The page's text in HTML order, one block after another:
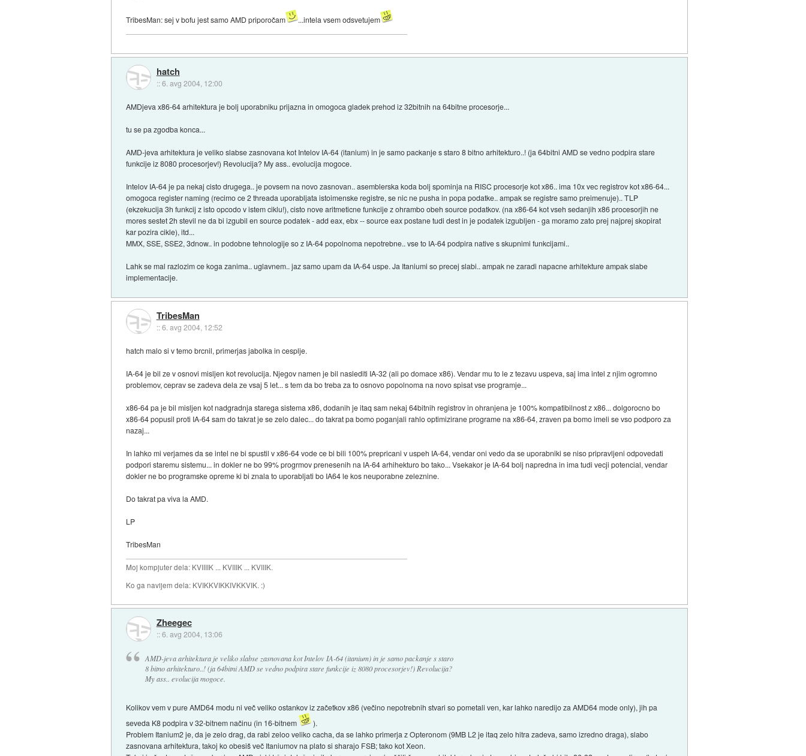
TribesMan: sej v bofu jest samo AMD priporočam ...intela vsem odsvetujem
hatch
::6. avg 2004, 12:00
AMDjeva x86-64 arhitektura je bolj uporabniku prijazna in omogoca gladek prehod iz 32bitnih na 64bitne procesorje...
tu se pa zgodba konca...
AMD-jeva arhitektura je veliko slabse zasnovana kot Intelov IA-64 (itanium) in je samo packanje s staro 8 bitno arhitekturo..! (ja 64bitni AMD se vedno podpira stare
funkcije iz 8080 procesorjev!) Revolucija? My ass.. evolucija mogoce.
Intelov IA-64 je pa nekaj cisto drugega.. je povsem na novo zasnovan.. asemblerska koda bolj spominja na RISC procesorje kot x86.. ima 10x vec registrov kot x86-64...
omogoca register naming (recimo ce 2 threada uporabljata istoimenske registre, se nic ne pusha in popa podatke.. ampak se registre samo preimenuje).. TLP
(ekzekucija 3h funkcij z isto opcodo v istem ciklu!), cisto nove aritmeticne funkcije z ohrambo obeh source podatkov. (na x86-64 kot vseh sedanjih x86 procesorjih ne
mores sestet 2h stevil ne da bi izgubil en source podatek - add eax, ebx -- source eax postane tudi dest in je podatek izgubljen - ga moramo zato prej najprej skopirat
kar pozira cikle), itd...
MMX, SSE, SSE2, 3dnow.. in podobne tehnologije so z IA-64 popolnoma nepotrebne.. vse to IA-64 podpira native s skupnimi funkcijami..
Lahk se mal razlozim ce koga zanima.. uglavnem.. jaz samo upam da IA-64 uspe. Ja Itaniumi so precej slabi.. ampak ne zaradi napacne arhitekture ampak slabe
implementacije.
TribesMan
::6. avg 2004, 12:52
hatch malo si v temo brcnil, primerjas jabolka in cesplje.
IA-64 je bil ze v osnovi misljen kot revolucija. Njegov namen je bil naslediti IA-32 (ali po domace x86). Vendar mu to le z tezavu uspeva, saj ima intel z njim ogromno
problemov, ceprav se zadeva dela ze vsaj 5 let... s tem da bo treba za to osnovo popolnoma na novo spisat vse programje...
x86-64 pa je bil misljen kot nadgradnja starega sistema x86, dodanih je itaq sam nekaj 64bitnih registrov in ohranjena je 100% kompatibilnost z x86... dolgorocno bo
x86-64 popusil proti IA-64 sam do takrat je se zelo dalec... do takrat pa bomo poganjali rahlo optimizirane programe na x86-64, zraven pa bomo imeli se vso podporo za
nazaj...
In lahko mi verjames da se intel ne bi spustil v x86-64 vode ce bi bili 100% prepricani v uspeh IA-64, vendar oni vedo da se uporabniki se niso pripravljeni odpovedati
podpori staremu sistemu... in dokler ne bo 99% progrmov prenesenih na IA-64 arhihekturo bo tako... Vsekakor je IA-64 bolj napredna in ima tudi vecji potencial, vendar
dokler ne bo programske opreme ki bi znala to uporabljati bo IA64 le kos neuporabne zeleznine.
Do takrat pa viva la AMD.
LP
TribesMan
Moj kompjuter dela: KVIIIIK ... KVIIIK ... KVIIIK.
Ko ga navijem dela: KVIKKVIKKIVKKVIK. :)
Zheegec
::6. avg 2004, 13:06
AMD-jeva arhitektura je veliko slabse zasnovana kot Intelov IA-64 (itanium) in je samo packanje s staro
8 bitno arhitekturo..! (ja 64bitni AMD se vedno podpira stare funkcije iz 8080 procesorjev!) Revolucija?
My ass.. evolucija mogoce.
Kolikov vem v pure AMD64 modu ni več veliko ostankov iz začetkov x86 (večino nepotrebnih stvari so pometali ven, kar lahko naredijo za AMD64 mode only), jih pa
seveda K8 podpira v 32-bitnem načinu (in 16-bitnem
).
Problem Itanium2 je, da je zelo drag, da rabi zeloo veliko cacha, da se lahko primerja z Opteronom (9MB L2 je itaq zelo hitra zadeva, samo izredno draga), slabo
zasnovana arhitektura, takoj ko obesiš več Itaniumov na plato si sharajo FSB; tako kot Xeon.